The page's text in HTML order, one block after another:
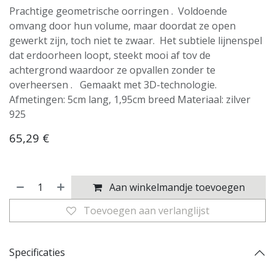
Prachtige geometrische oorringen . Voldoende
omvang door hun volume, maar doordat ze open
gewerkt zijn, toch niet te zwaar. Het subtiele lijnenspel
dat erdoorheen loopt, steekt mooi af tov de
achtergrond waardoor ze opvallen zonder te
overheersen . Gemaakt met 3D-technologie.
Afmetingen: 5cm lang, 1,95cm breed Materiaal: zilver
925
65,29 €
Aan winkelmandje toevoegen
Toevoegen aan verlanglijst
Specificaties